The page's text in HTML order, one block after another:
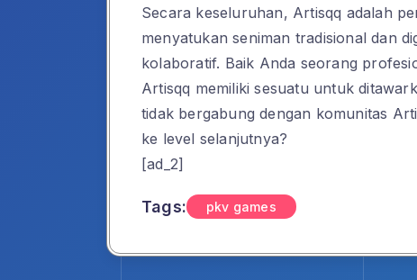
Secara keseluruhan, Artisqq adalah
menyatukan seniman tradisional dan
kolaboratif. Baik Anda seorang
Artisqq memiliki sesuatu untuk
tidak bergabung dengan komunitas
ke level selanjutnya?
[ad_2]
Tags: pkv games